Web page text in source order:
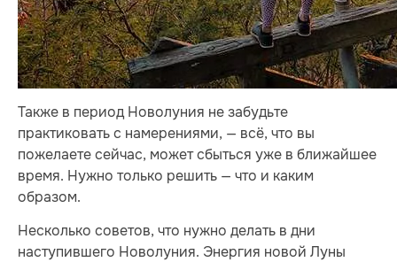
Также в период Новолуния не забудьте
практиковать с намерениями, — всё, что вы
пожелаете сейчас, может сбыться уже в ближайшее
время. Нужно только решить — что и каким
образом.
Несколько советов, что нужно делать в дни
наступившего Новолуния. Энергия новой Луны